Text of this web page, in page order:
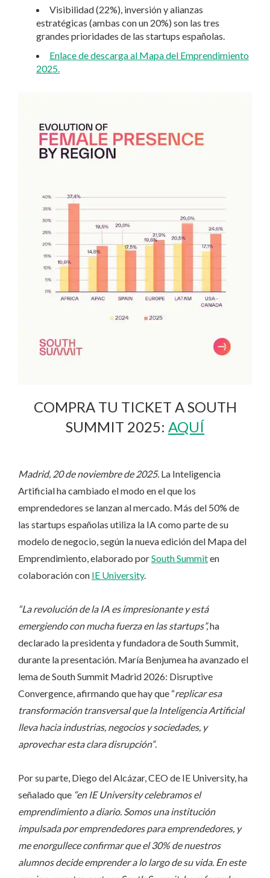
Visibilidad (22%), inversión y alianzas
estratégicas (ambas con un 20%) son las tres
grandes prioridades de las startups españolas.
Enlace de descarga al Mapa del Emprendimiento
2025.
COMPRA TU TICKET A SOUTH
SUMMIT 2025: AQUÍ
Madrid, 20 de noviembre de 2025. La Inteligencia
Artificial ha cambiado el modo en el que los
emprendedores se lanzan al mercado. Más del 50% de
las startups españolas utiliza la IA como parte de su
modelo de negocio, según la nueva edición del Mapa del
Emprendimiento, elaborado porSouth Summiten
colaboración con IE University.
“La revolución de la IA es impresionante y está
emergiendo con mucha fuerza en las startups”,ha
declarado la presidenta y fundadora de South Summit,
durante la presentación. María Benjumea ha avanzado el
lema de South Summit Madrid 2026: Disruptive
Convergence, afirmando que hay que “replicar esa
transformación transversal que la Inteligencia Artificial
lleva hacia industrias, negocios y sociedades, y
aprovechar esta clara disrupción”.
Por su parte, Diego del Alcázar, CEO de IE University, ha
señalado que “en IE University celebramos el
emprendimiento a diario. Somos una institución
impulsada por emprendedores para emprendedores, y
me enorgullece confirmar que el 30% de nuestros
alumnos decide emprender a lo largo de su vida. En este